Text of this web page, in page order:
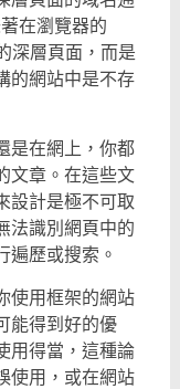
在瀏覽器的
深層頁面，而是
的網站中是不存
是在網上，你都
文章。在這些文
設計是極不可取
法識別網頁中的
遍歷或搜索。
使用框架的網站
能得到好的優
用得當，這種論
使用，或在網站